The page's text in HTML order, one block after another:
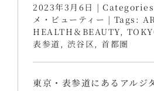
2023年3月6日 |
メ・ビューティー | Tags:
HEALTH＆BEAUTY,
表参道 , 渋谷区 , 首都圏
東京・表参道にあるアルジ